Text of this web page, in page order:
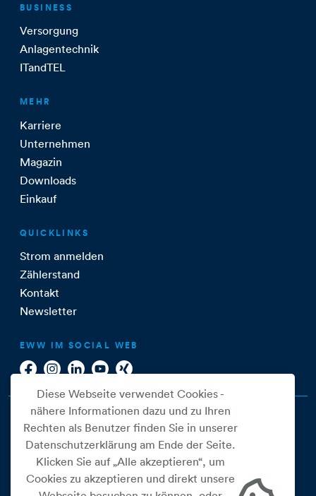
BUSINESS
Versorgung
Anlagentechnik
ITandTEL
MEHR
Karriere
Unternehmen
Magazin
Downloads
Einkauf
QUICKLINKS
Strom anmelden
Zählerstand
Kontakt
Newsletter
EWW IM SOCIAL WEB
Diese Webseite verwendet Cookies -
nähere Informationen dazu und zu Ihren
Rechten als Benutzer finden Sie in unserer
Datenschutzerklärung am Ende der Seite.
Klicken Sie auf „Alle akzeptieren“, um
Cookies zu akzeptieren und direkt unsere